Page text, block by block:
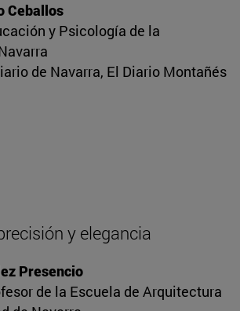
Ceballos
y Psicología de la
de Navarra, El Diario Montañés
y elegancia
Presencio
de la Escuela de Arquitectura